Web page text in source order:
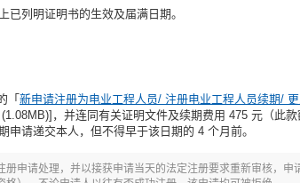
列明证明书的生效及届满日期。
「 新申请注册为电业工程人员/ 注册电业工程人员续期/
，并连同有关证明文件及续期费用 475 元（此
请递交本人，但不得早于该日期的 4 个月前。
申请处理，并以接获申请当天的法定注册要求重新审核，申